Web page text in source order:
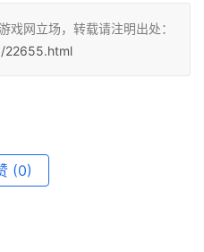
戏网立场，转载请注明出处：
22655.html
(0)